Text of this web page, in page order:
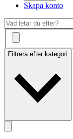
Skapa konto
Filtrera efter kategori